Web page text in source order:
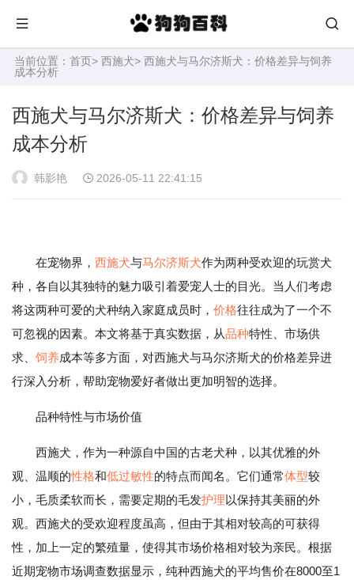
当前位置： 首页> 西施犬> 西施犬与马尔济斯犬：价格差异与饲养
成本分析
西施犬与马尔济斯犬：价格差异与饲养
成本分析
韩影艳 2026-05-11 22:41:15
在宠物界， 西施犬与马尔济斯犬作为两种受欢迎的玩赏犬
种，各自以其独特的魅力吸引着爱宠人士的目光。当人们考虑
将这两种可爱的犬种纳入家庭成员时， 价格往往成为了一个不
可忽视的因素。本文将基于真实数据，从品种特性、市场供
求、 饲养成本等多方面，对西施犬与马尔济斯犬的价格差异进
行深入分析，帮助宠物爱好者做出更加明智的选择。
品种特性与市场价值
西施犬，作为一种源自中国的古老犬种，以其优雅的外
观、温顺的性格和低过敏性的特点而闻名。它们通常体型较
小，毛质柔软而长，需要定期的毛发护理以保持其美丽的外
观。西施犬的受欢迎程度虽高，但由于其相对较高的可获得
性，加上一定的繁殖量，使得其市场价格相对较为亲民。根据
近期宠物市场调查数据显示，纯种西施犬的平均售价在8000至1